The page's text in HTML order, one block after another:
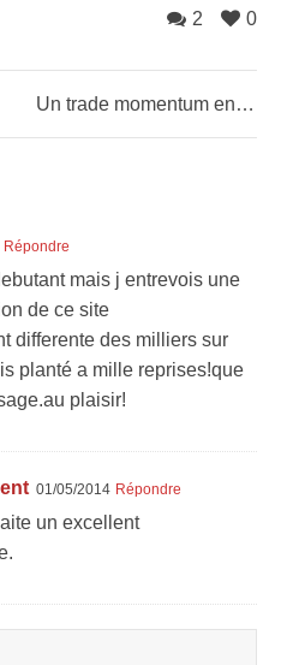
0
2
Un trade momentum en levier (PATK)
Répondre
mais j entrevois une
de ce site
differente des milliers sur
planté a mille reprises!que
plaisir!
01/05/2014 Répondre
un excellent